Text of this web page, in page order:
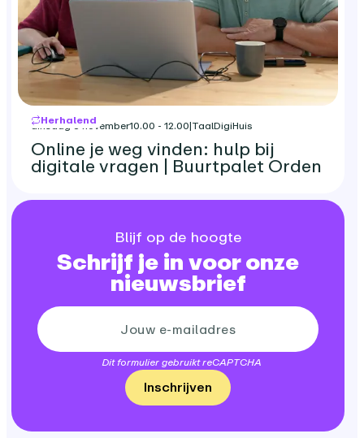
Herhalend
dinsdag 3 november10.00 - 12.00|TaalDigiHuis
Online je weg vinden: hulp bij
digitale vragen | Buurtpalet Orden
Blijf op de hoogte
Schrijf je in voor onze
nieuwsbrief
Dit formulier gebruikt reCAPTCHA
Inschrijven